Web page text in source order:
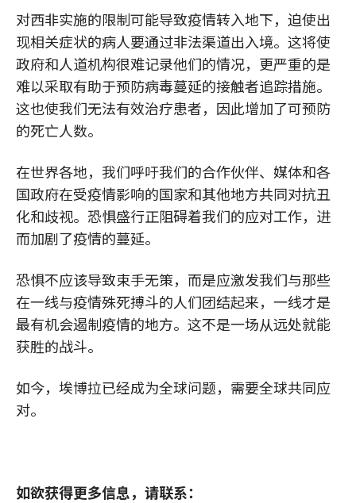
对西非实施的限制可能导致疫情转入地下，迫使出
现相关症状的病人要通过非法渠道出入境。这将使
政府和人道机构很难记录他们的情况，更严重的是
难以采取有助于预防病毒蔓延的接触者追踪措施。
这也使我们无法有效治疗患者，因此增加了可预防
的死亡人数。
在世界各地，我们呼吁我们的合作伙伴、媒体和各
国政府在受疫情影响的国家和其他地方共同对抗丑
化和歧视。恐惧盛行正阻碍着我们的应对工作，进
而加剧了疫情的蔓延。
恐惧不应该导致束手无策，而是应激发我们与那些
在一线与疫情殊死搏斗的人们团结起来，一线才是
最有机会遏制疫情的地方。这不是一场从远处就能
获胜的战斗。
如今，埃博拉已经成为全球问题，需要全球共同应
对。
如欲获得更多信息，请联系：